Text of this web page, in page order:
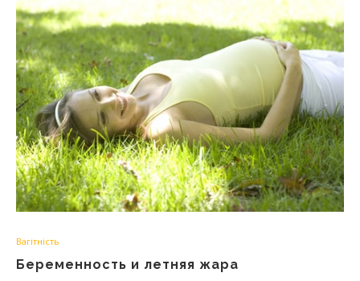
Вагітність
Беременность и летняя жара